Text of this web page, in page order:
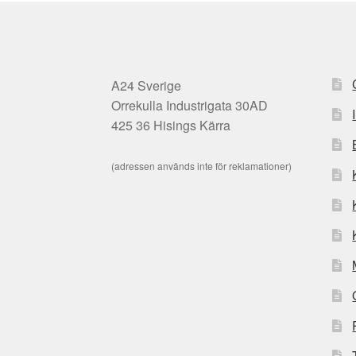
A24 Sverige
Orrekulla Industrigata 30AD
425 36 Hisings Kärra
(adressen används inte för reklamationer)